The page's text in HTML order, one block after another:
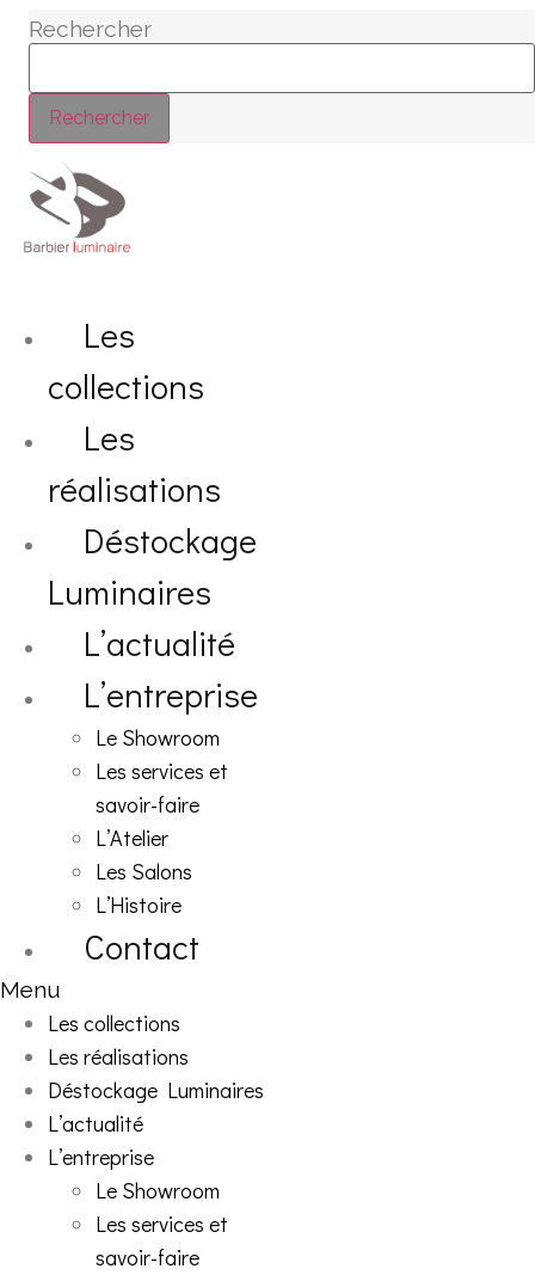
Rechercher
Rechercher
Les
collections
Les
réalisations
Déstockage
Luminaires
L’actualité
L’entreprise
Le Showroom
Les services et
savoir-faire
L’Atelier
Les Salons
L’Histoire
Contact
Menu
Les collections
Les réalisations
Déstockage Luminaires
L’actualité
L’entreprise
Le Showroom
Les services et
savoir-faire